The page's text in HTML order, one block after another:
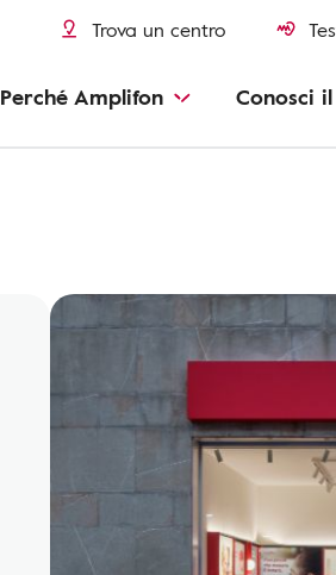
Trova un centro
Perché Amplifon Conosci